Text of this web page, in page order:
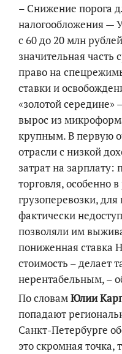
– Снижение порога
налогообложения —
с 60 до 20 млн
значительная часть
право на
ставки и
«золотой середине»
вырос из
крупным. В первую
отрасли с низкой
затрат на зарплату:
торговля, особенно
грузоперевозки,
фактически
позволяли им
пониженная ставка
стоимость – делает
нерентабельным, –
По словамЮлии
попадают
Санкт-Петербурге
это скромная точка,